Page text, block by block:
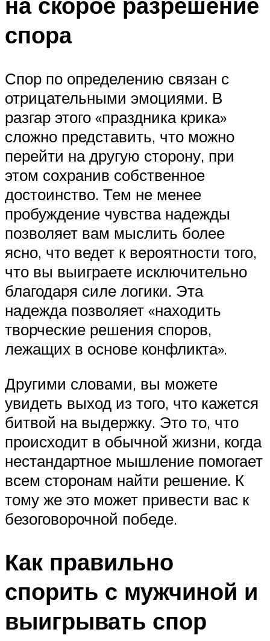
спора
Спор по определению связан с
отрицательными эмоциями. В
разгар этого «праздника крика»
сложно представить, что можно
перейти на другую сторону, при
этом сохранив собственное
достоинство. Тем не менее
пробуждение чувства надежды
позволяет вам мыслить более
ясно, что ведет к вероятности того,
что вы выиграете исключительно
благодаря силе логики. Эта
надежда позволяет «находить
творческие решения споров,
лежащих в основе конфликта».
Другими словами, вы можете
увидеть выход из того, что кажется
битвой на выдержку. Это то, что
происходит в обычной жизни, когда
нестандартное мышление помогает
всем сторонам найти решение. К
тому же это может привести вас к
безоговорочной победе.
Как правильно
спорить с мужчиной и
выигрывать спор